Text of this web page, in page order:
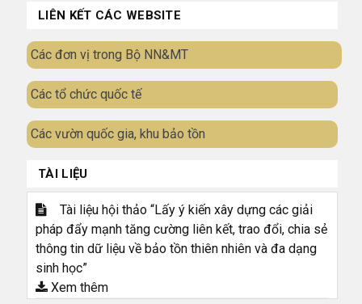
LIÊN KẾT CÁC WEBSITE
Các đơn vị trong Bộ NN&MT
Các tổ chức quốc tế
Các vườn quốc gia, khu bảo tồn
TÀI LIỆU
Tài liệu hội thảo “Lấy ý kiến xây dựng các giải
pháp đẩy mạnh tăng cường liên kết, trao đổi, chia sẻ
thông tin dữ liệu về bảo tồn thiên nhiên và đa dạng
sinh học”
Xem thêm